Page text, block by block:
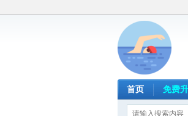
首页 免费